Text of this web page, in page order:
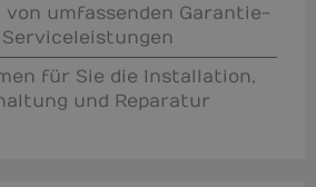
umfassenden Garantie-
für Sie die Installation,
und Reparatur